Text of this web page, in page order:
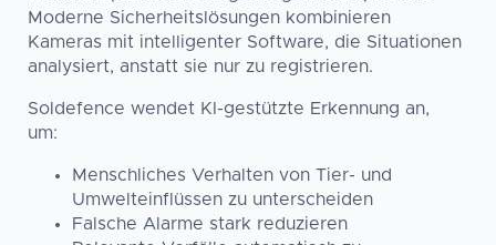
Moderne Sicherheitslösungen kombinieren
Kameras mit intelligenter Software, die Situationen
analysiert, anstatt sie nur zu registrieren.
Soldefence wendet KI-gestützte Erkennung an,
um:
Menschliches Verhalten von Tier- und
Umwelteinflüssen zu unterscheiden
Falsche Alarme stark reduzieren